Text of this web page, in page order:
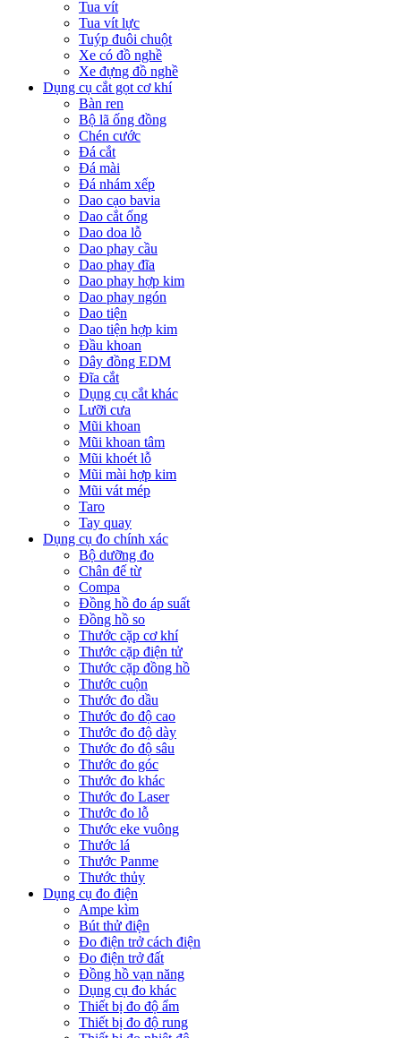
Tua vít
Tua vít lực
Tuýp đuôi chuột
Xe có đồ nghề
Xe đựng đồ nghề
Dụng cụ cắt gọt cơ khí
Bàn ren
Bộ lã ống đồng
Chén cước
Đá cắt
Đá mài
Đá nhám xếp
Dao cạo bavia
Dao cắt ống
Dao doa lỗ
Dao phay cầu
Dao phay đĩa
Dao phay hợp kim
Dao phay ngón
Dao tiện
Dao tiện hợp kim
Đầu khoan
Dây đồng EDM
Đĩa cắt
Dụng cụ cắt khác
Lưỡi cưa
Mũi khoan
Mũi khoan tâm
Mũi khoét lỗ
Mũi mài hợp kim
Mũi vát mép
Taro
Tay quay
Dụng cụ đo chính xác
Bộ dưỡng đo
Chân đế từ
Compa
Đồng hồ đo áp suất
Đồng hồ so
Thước cặp cơ khí
Thước cặp điện tử
Thước cặp đồng hồ
Thước cuộn
Thước đo dầu
Thước đo độ cao
Thước đo độ dày
Thước đo độ sâu
Thước đo góc
Thước đo khác
Thước đo Laser
Thước đo lỗ
Thước eke vuông
Thước lá
Thước Panme
Thước thủy
Dụng cụ đo điện
Ampe kìm
Bút thử điện
Đo điện trở cách điện
Đo điện trở đất
Đồng hồ vạn năng
Dụng cụ đo khác
Thiết bị đo độ ẩm
Thiết bị đo độ rung